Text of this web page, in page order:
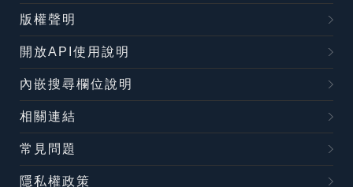
版權聲明
開放API使用說明
內嵌搜尋欄位說明
相關連結
常見問題
隱私權政策